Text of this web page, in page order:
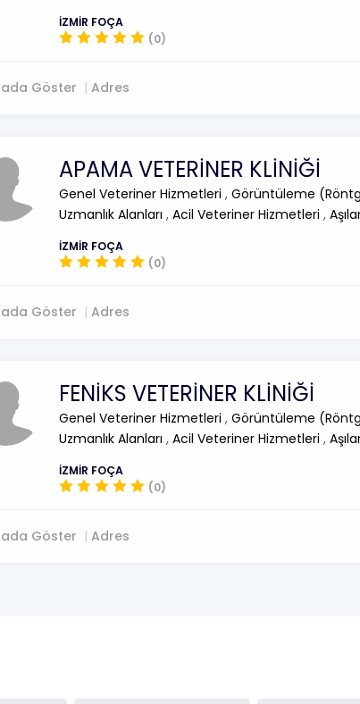
İZMİR FOÇA
(0)
Göster Adres
APAMA VETERİNER KLİNİĞİ
Genel Veteriner Hizmetleri , Görüntüleme
Uzmanlık Alanları , Acil Veteriner Hizmetleri ,
İZMİR FOÇA
(0)
Göster Adres
FENİKS VETERİNER KLİNİĞİ
Genel Veteriner Hizmetleri , Görüntüleme
Uzmanlık Alanları , Acil Veteriner Hizmetleri ,
İZMİR FOÇA
(0)
Göster Adres